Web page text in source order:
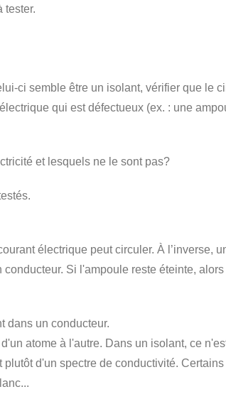
tester.
ci semble être un isolant, vérifier que
qui est défectueux (ex. : une
et lesquels ne le sont pas?
électrique peut circuler. À
Si l'ampoule reste éteinte,
dans un conducteur.
atome à l'autre. Dans un isolant, ce
d'un spectre de conductivité.